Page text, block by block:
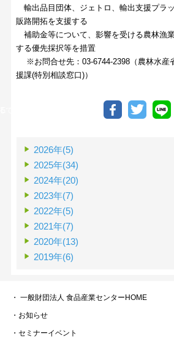
輸出品目団体、ジェトロ、輸出支援プラ
販路開拓を支援する
補助金等について、影響を受ける農林漁
する優先採択等を措置
※お問合せ先：03-6744-2398（農林水産
援課(特別相談窓口)）
2026年(5)
2025年(34)
2024年(20)
2023年(7)
2022年(5)
2021年(7)
2020年(13)
2019年(6)
・ 一般財団法人 食品産業センターHOME
・お知らせ
・セミナーイベント